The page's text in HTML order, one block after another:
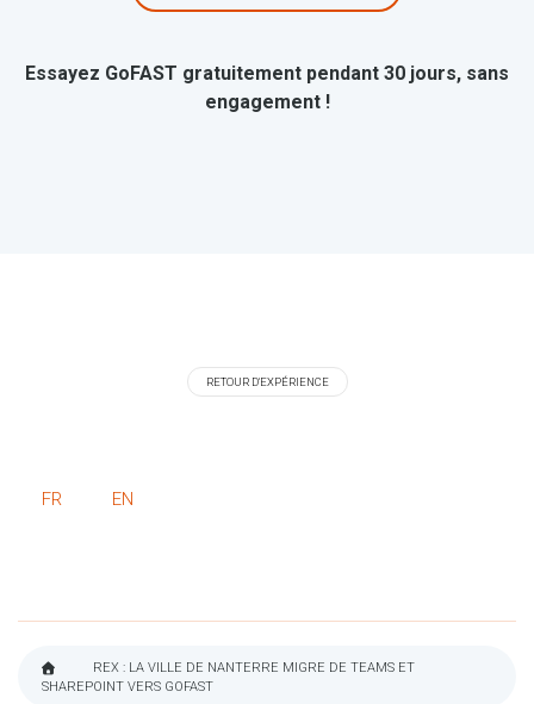
Essayez GoFAST gratuitement pendant 30 jours, sans
engagement !
RETOUR D'EXPÉRIENCE
FR EN
FIL
REX : LA VILLE DE NANTERRE MIGRE DE TEAMS ET
SHAREPOINT VERS GOFAST